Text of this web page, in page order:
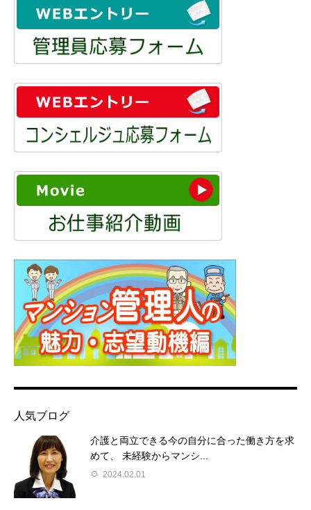
人気ブログ
介護と両立できる今の自分に合った働き方を求
めて、 未経験からマンシ...
2024.02.01